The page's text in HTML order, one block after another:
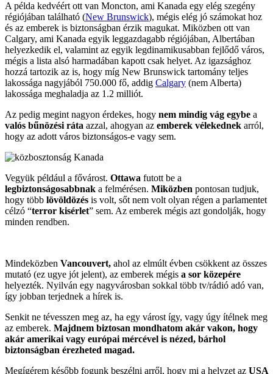
A példa kedvéért ott van Moncton, ami Kanada egy elég szegény
régiójában található (New Brunswick), mégis elég jó számokat hoz
és az emberek is biztonságban érzik magukat. Miközben ott van
Calgary, ami Kanada egyik leggazdagabb régiójában, Albertában
helyezkedik el, valamint az egyik legdinamikusabban fejlődő város,
mégis a lista alsó harmadában kapott csak helyet. Az igazsághoz
hozzá tartozik az is, hogy míg New Brunswick tartomány teljes
lakossága nagyjából 750.000 fő, addig Calgary (nem Alberta)
lakossága meghaladja az 1.2 milliót.
Az pedig megint nagyon érdekes, hogy nem mindig vág egybe a
valós bűnözési ráta azzal, ahogyan az emberek vélekednek arról,
hogy az adott város biztonságos-e vagy sem.
Vegyük például a fővárost. Ottawa futott be a
legbiztonságosabbnak a felmérésen. Miközben pontosan tudjuk,
hogy több lövöldözés is volt, sőt nem volt olyan régen a parlamentet
célzó “terror kisérlet” sem. Az emberek mégis azt gondolják, hogy
minden rendben.
Mindeközben Vancouvert, ahol az elmúlt évben csökkent az összes
mutató (ez ugye jót jelent), az emberek mégis a sor közepére
helyezték. Nyilván egy nagyvárosban sokkal több tv/rádió adó van,
így jobban terjednek a hírek is.
Senkit ne tévesszen meg az, ha egy várost így, vagy úgy ítélnek meg
az emberek. Majdnem biztosan mondhatom akár vakon, hogy
akár amerikai vagy európai mércével is nézed, bárhol
biztonságban érezheted magad.
Megígérem később fogunk beszélni arről, hogy mi a helyzet az USA